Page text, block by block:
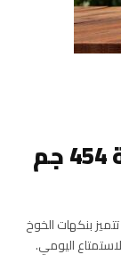
بنكهات الخوخ
اليومي.